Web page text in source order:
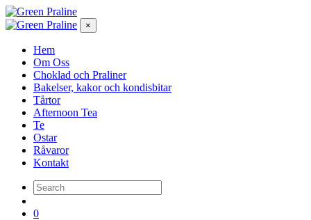
×
Hem
Om Oss
Choklad och Praliner
Bakelser, kakor och kondisbitar
Tårtor
Afternoon Tea
Te
Ostar
Råvaror
Kontakt
0